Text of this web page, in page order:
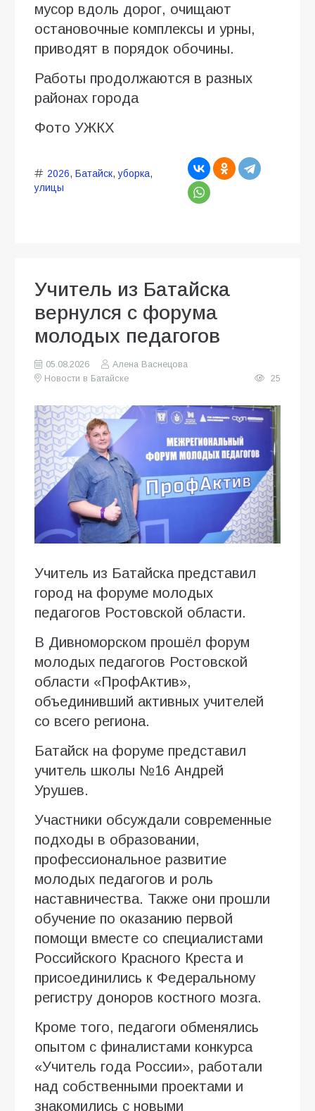
мусор вдоль дорог, очищают
остановочные комплексы и урны,
приводят в порядок обочины.
Работы продолжаются в разных
районах города
Фото УЖКХ
2026, Батайск,уборка,
улицы
Учитель из Батайска
вернулся с форума
молодых педагогов
05.08.2026
Алена Васнецова
Новости в Батайске
25
Учитель из Батайска представил
город на форуме молодых
педагогов Ростовской области.
В Дивноморском прошёл форум
молодых педагогов Ростовской
области «ПрофАктив»,
объединивший активных учителей
со всего региона.
Батайск на форуме представил
учитель школы №16 Андрей
Урушев.
Участники обсуждали современные
подходы в образовании,
профессиональное развитие
молодых педагогов и роль
наставничества. Также они прошли
обучение по оказанию первой
помощи вместе со специалистами
Российского Красного Креста и
присоединились к Федеральному
регистру доноров костного мозга.
Кроме того, педагоги обменялись
опытом с финалистами конкурса
«Учитель года России», работали
над собственными проектами и
знакомились с новыми